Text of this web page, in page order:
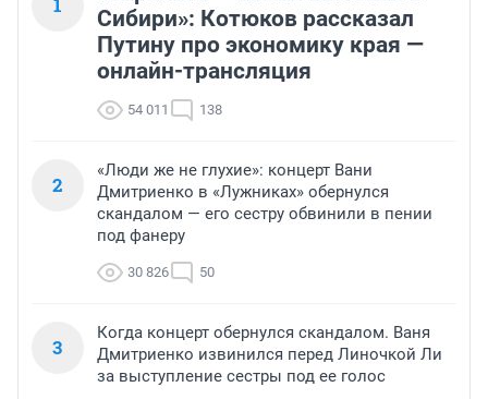
Сибири»: Котюков рассказал
Путину про экономику края —
онлайн-трансляция
54 011 138
2
«Люди же не глухие»: концерт Вани
Дмитриенко в «Лужниках» обернулся
скандалом — его сестру обвинили в пении
под фанеру
30 826 50
3
Когда концерт обернулся скандалом. Ваня
Дмитриенко извинился перед Линочкой Ли
за выступление сестры под ее голос